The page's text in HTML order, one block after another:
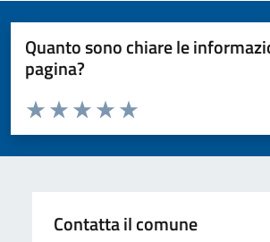
Quanto sono chiare le
pagina?
Valuta da 1 a 5 stelle la pagina
Valuta 5 stelle su 5
Valuta 4 stelle su 5
Valuta 3 stelle su 5
Valuta 2 stelle su 5
Valuta 1 stelle su 5
Contatta il comune